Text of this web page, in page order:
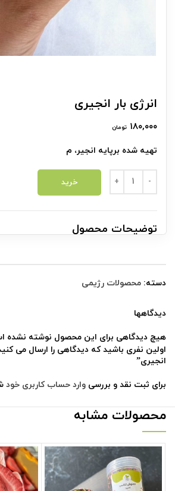
انرژی بار انجیری
۱۸۰,۰۰۰ تومان
تهیه شده برپایه انجیر، م
انرژی بار انجیری عدد
خرید
توضیحات محصول
دسته: محصولات رژیمی
دیدگاهها
هیچ دیدگاهی برای این محصول نوشته نشده
اولین نفری باشید که دیدگاهی را ارسال می کنید
انجیری”
برای ثبت نقد و بررسی وارد حساب کاربری خود
محصولات مشابه